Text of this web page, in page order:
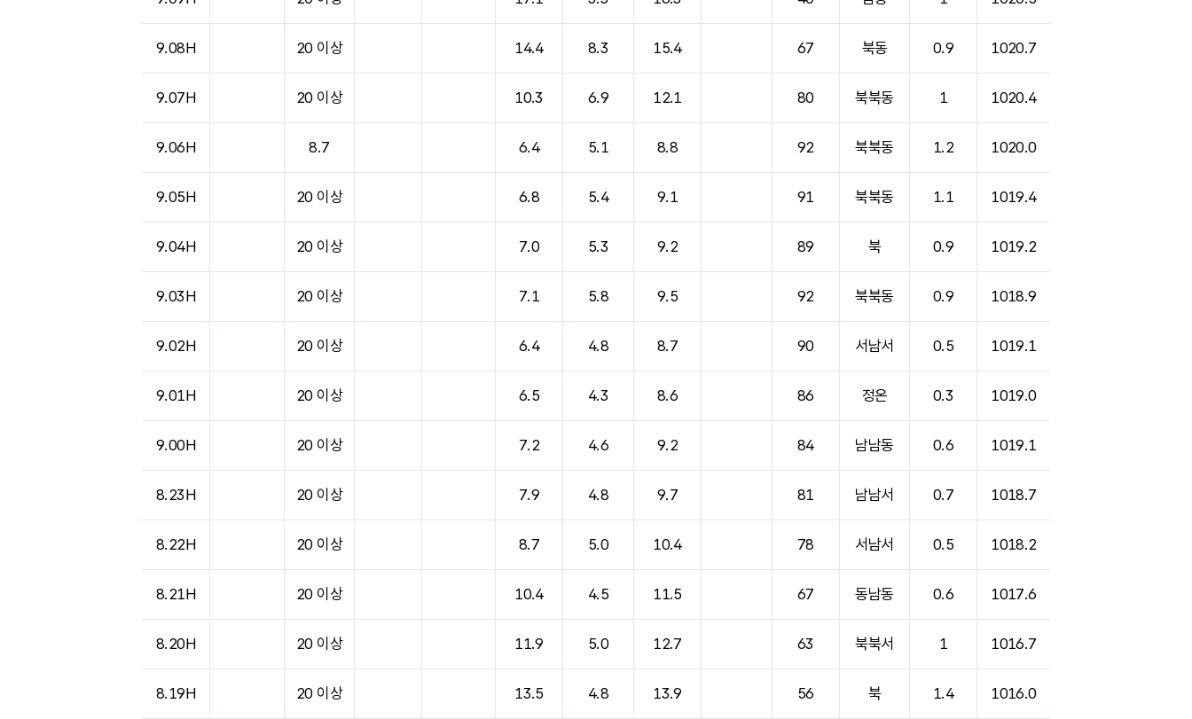
9.08H 20 이상 14.4 8.3 15.4 67 북동 0.9 1020.7
9.07H 20 이상 10.3 6.9 12.1 80 북북동 1 1020.4
9.06H 8.7 6.4 5.1 8.8 92 북북동 1.2 1020.0
9.05H 20 이상 6.8 5.4 9.1 91 북북동 1.1 1019.4
9.04H 20 이상 7.0 5.3 9.2 89 북 0.9 1019.2
9.03H 20 이상 7.1 5.8 9.5 92 북북동 0.9 1018.9
9.02H 20 이상 6.4 4.8 8.7 90 서남서 0.5 1019.1
9.01H 20 이상 6.5 4.3 8.6 86 정온 0.3 1019.0
9.00H 20 이상 7.2 4.6 9.2 84 남남동 0.6 1019.1
8.23H 20 이상 7.9 4.8 9.7 81 남남서 0.7 1018.7
8.22H 20 이상 8.7 5.0 10.4 78 서남서 0.5 1018.2
8.21H 20 이상 10.4 4.5 11.5 67 동남동 0.6 1017.6
8.20H 20 이상 11.9 5.0 12.7 63 북북서 1 1016.7
8.19H 20 이상 13.5 4.8 13.9 56 북 1.4 1016.0